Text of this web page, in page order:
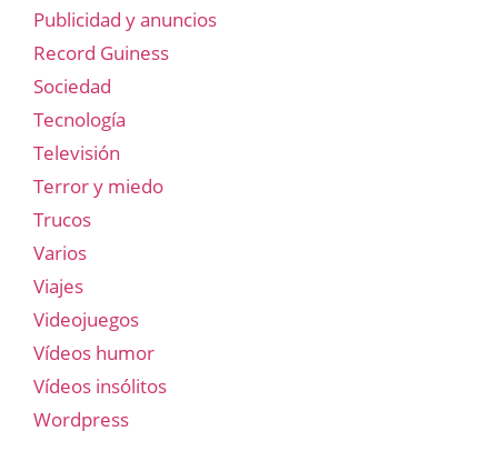
Publicidad y anuncios
Record Guiness
Sociedad
Tecnología
Televisión
Terror y miedo
Trucos
Varios
Viajes
Videojuegos
Vídeos humor
Vídeos insólitos
Wordpress